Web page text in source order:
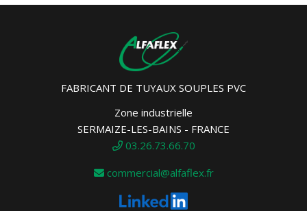
FABRICANT DE TUYAUX SOUPLES PVC
Zone industrielle
SERMAIZE-LES-BAINS - FRANCE
03.26.73.66.70
commercial@alfaflex.fr